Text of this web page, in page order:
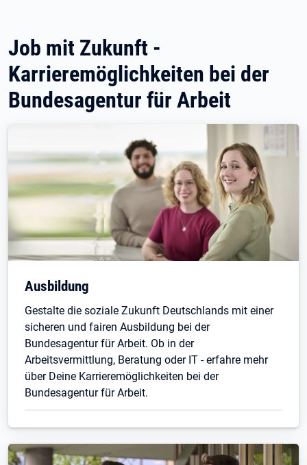
Job mit Zukunft -
Karrieremöglichkeiten bei der
Bundesagentur für Arbeit
Ausbildung
Gestalte die soziale Zukunft Deutschlands mit einer
sicheren und fairen Ausbildung bei der
Bundesagentur für Arbeit. Ob in der
Arbeitsvermittlung, Beratung oder IT - erfahre mehr
über Deine Karrieremöglichkeiten bei der
Bundesagentur für Arbeit.